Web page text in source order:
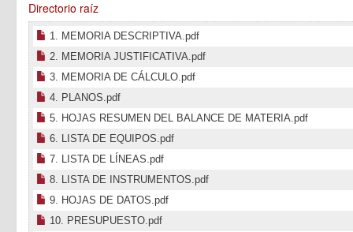
Directorio raíz
1. MEMORIA DESCRIPTIVA.pdf
2. MEMORIA JUSTIFICATIVA.pdf
3. MEMORIA DE CÁLCULO.pdf
4. PLANOS.pdf
5. HOJAS RESUMEN DEL BALANCE DE MATERIA.pdf
6. LISTA DE EQUIPOS.pdf
7. LISTA DE LÍNEAS.pdf
8. LISTA DE INSTRUMENTOS.pdf
9. HOJAS DE DATOS.pdf
10. PRESUPUESTO.pdf